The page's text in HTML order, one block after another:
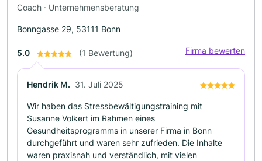
Coach · Unternehmensberatung
Bonngasse 29, 53111 Bonn
5.0 (1 Bewertung) Firma bewerten
Hendrik M. 31. Juli 2025
Wir haben das Stressbewältigungstraining mit
Susanne Volkert im Rahmen eines
Gesundheitsprogramms in unserer Firma in Bonn
durchgeführt und waren sehr zufrieden. Die Inhalte
waren praxisnah und verständlich, mit vielen